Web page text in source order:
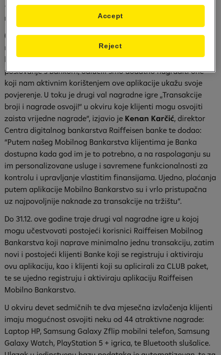
• Počeo drugi val nagradne igre „Transakcije broji i
nagrade osvoji!“
(Sarajevo, 03.11.2023.) – „Pored toga što neprestano radimo
na unapređenju Raiffeisen Mobilnog Bankarstva kako bismo
klijentima omogućili lakše, jednostavnije i jeftinije
poslovanje s Bankom, odlučili smo dodatno nagraditi one
koji nam aktivnim korištenjem ove aplikacije ukažu svoje
povjerenje. U toku je drugi val nagradne igre „Transakcije
broji i nagrade osvoji!“ u okviru koje klijenti mogu osvojiti
zaista vrijedne nagrade“, izjavio je Kenan Karčić, direktor
Centra digitalnog bankarstva Raiffeisen banke te dodao:
“Putem našeg Mobilnog Bankarstva klijentima je Banka
dostupna kada god im je to potrebno, a na raspolaganju su
im personalizovane usluge i savremene funkcionalnosti za
kontrolu i upravljanje vlastitim finansijama. Ujedno, plaćanja
putem aplikacije Mobilno Bankarstvo su i vrlo pristupačna
uz najpovoljnije naknade za transakcije na tržištu”.
Do 31.12. ove godine traje drugi val nagradne igre u kojoj
mogu učestvovati postojeći korisnici Raiffeisen Mobilnog
Bankarstva koji naprave minimalno jednu transakciju, zatim
novi i postojeći klijenti Banke koji se registruju i aktiviraju
ovu aplikaciju, kao i klijenti koji su aplicirali za CLUB paket,
te se ujedno registruju i aktiviraju aplikaciju Raiffeisen
Mobilno Bankarstvo.
U okviru devet sedmičnih te dva mjesečna izvlačenja klijenti
imaju mogućnost osvojiti neku od 44 atraktivne nagrade:
Laptop HP, Samsung Galaxy Zflip mobilni telefon, Samsung
Galaxy Watch, PlayStation 5 + igrica, te Bluetooth slušalice.
Reject
Accept